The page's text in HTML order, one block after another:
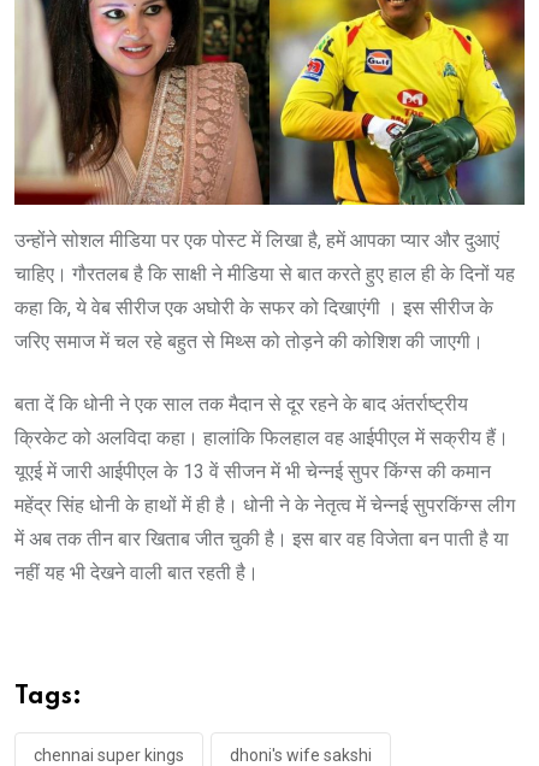
उन्होंने सोशल मीडिया पर एक पोस्ट में लिखा है, हमें आपका प्यार और दुआएं
चाहिए। गौरतलब है कि साक्षी ने मीडिया से बात करते हुए हाल ही के दिनों यह
कहा कि, ये वेब सीरीज एक अघोरी के सफर को दिखाएंगी । इस सीरीज के
जरिए समाज में चल रहे बहुत से मिथ्स को तोड़ने की कोशिश की जाएगी।
बता दें कि धोनी ने एक साल तक मैदान से दूर रहने के बाद अंतर्राष्ट्रीय
क्रिकेट को अलविदा कहा। हालांकि फिलहाल वह आईपीएल में सक्रीय हैं।
यूएई में जारी आईपीएल के 13 वें सीजन में भी चेन्नई सुपर किंग्स की कमान
महेंद्र सिंह धोनी के हाथों में ही है। धोनी ने के नेतृत्व में चेन्नई सुपरकिंग्स लीग
में अब तक तीन बार खिताब जीत चुकी है। इस बार वह विजेता बन पाती है या
नहीं यह भी देखने वाली बात रहती है।
Tags:
chennai super kings dhoni's wife sakshi